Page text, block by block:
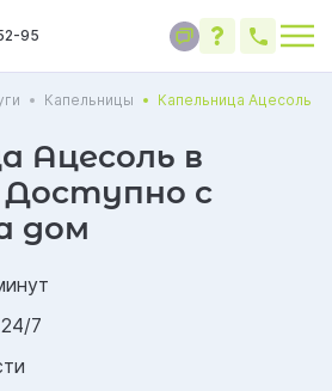
95
Капельницы Капельница Ацесоль
Ацесоль в
с
дом
7